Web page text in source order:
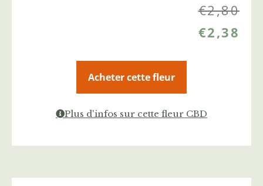
€2,80
€2,38
Acheter cette fleur
Plus d'infos sur cette fleur CBD